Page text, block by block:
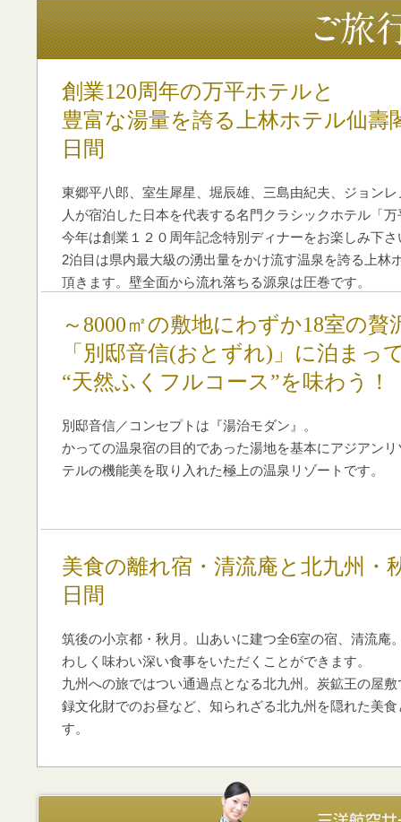
創業120周年の万平ホテルと
豊富な湯量を誇る上林ホテル仙壽
日間
東郷平八郎、室生犀星、堀辰雄、三島由紀夫、ジョン
人が宿泊した日本を代表する名門クラシックホテル「
今年は創業１２０周年記念特別ディナーをお楽しみ下さ
2泊目は県内最大級の湧出量をかけ流す温泉を誇る上林
頂きます。壁全面から流れ落ちる源泉は圧巻です。
～8000㎡の敷地にわずか18室の贅
「別邸音信(おとずれ)」に泊まっ
“天然ふくフルコース”を味わう！
別邸音信／コンセプトは『湯治モダン』。
かっての温泉宿の目的であった湯地を基本にアジアン
テルの機能美を取り入れた極上の温泉リゾートです。
美食の離れ宿・清流庵と北九州・
日間
筑後の小京都・秋月。山あいに建つ全6室の宿、清流庵
わしく味わい深い食事をいただくことができます。
九州への旅ではつい通過点となる北九州。炭鉱王の屋
録文化財でのお昼など、知られざる北九州を隠れた美
す。